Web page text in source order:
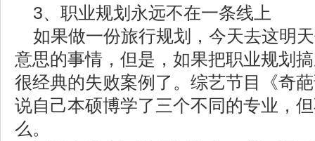
3、职业规划永远不在一条线上
如果做一份旅行规划，今天去这明
意思的事情，但是，如果把职业规划
很经典的失败案例了。综艺节目《奇
说自己本硕博学了三个不同的专业，
么。